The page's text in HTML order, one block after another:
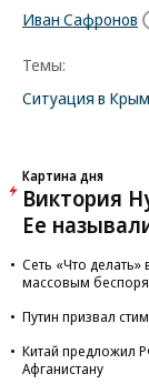
Иван Сафронов
Темы:
Ситуация в
Картина дня
Виктория
Ее
Сеть «Что
массовым
Путин призвал
Китай предложил
Афганистану